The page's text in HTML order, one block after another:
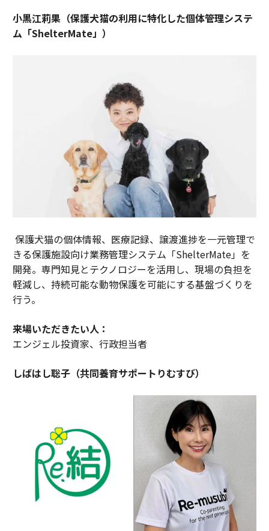
小黒江莉果（保護犬猫の利用に特化した個体管理システ
ム「ShelterMate」）
保護犬猫の個体情報、医療記録、譲渡進捗を一元管理で
きる保護施設向け業務管理システム「ShelterMate」を
開発。専門知見とテクノロジーを活用し、現場の負担を
軽減し、持続可能な動物保護を可能にする基盤づくりを
行う。
来場いただきたい人：
エンジェル投資家、行政担当者
しばはし聡子（共同養育サポートりむすび）